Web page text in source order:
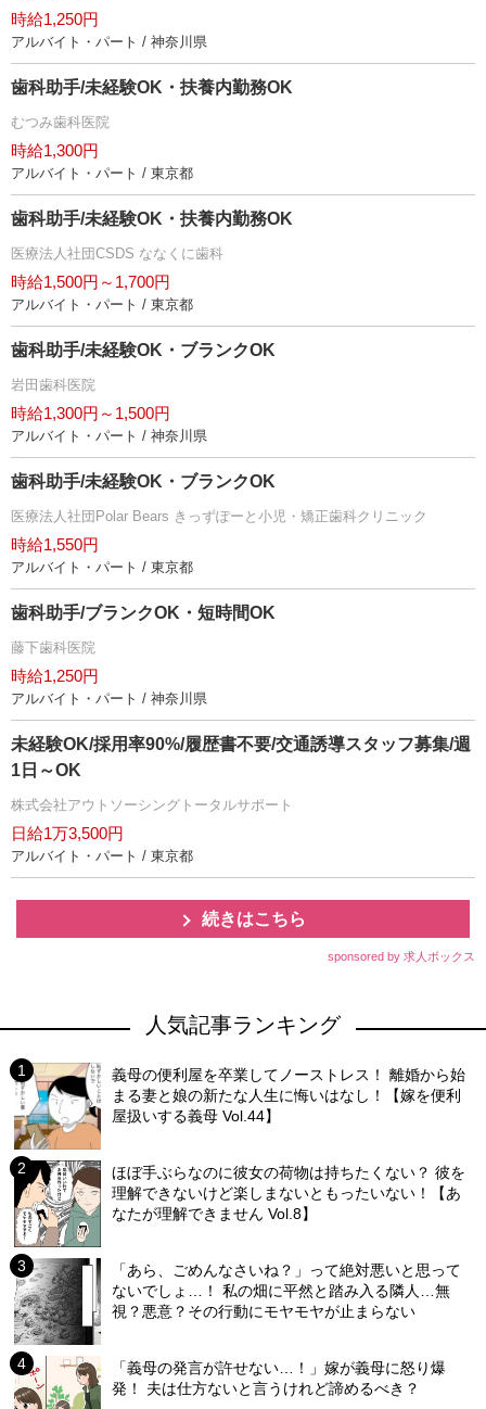
時給1,250円
アルバイト・パート / 神奈川県
歯科助手/未経験OK・扶養内勤務OK
むつみ歯科医院
時給1,300円
アルバイト・パート / 東京都
歯科助手/未経験OK・扶養内勤務OK
医療法人社団CSDS ななくに歯科
時給1,500円～1,700円
アルバイト・パート / 東京都
歯科助手/未経験OK・ブランクOK
田歯科医院
時給1,300円～1,500円
アルバイト・パート / 神奈川県
歯科助手/未経験OK・ブランクOK
医療法人社団Polar Bears きっずぽーと小児・矯正歯科クリニック
時給1,550円
アルバイト・パート / 東京都
歯科助手/ブランクOK・短時間OK
藤下歯科医院
時給1,250円
アルバイト・パート / 神奈川県
未経験OK/採用率90%/履歴書不要/交通誘導スタッフ募集/週
1日～OK
株式会社アウトソーシングトータルサポート
日給1万3,500円
アルバイト・パート / 東京都
続きはこちら
sponsored by 求人ボックス
人気記事ランキング
義母の便利屋を卒業してノーストレス！ 離婚から始
まる妻と娘の新たな人生に悔いはなし！【嫁を便利
屋扱いする義母 Vol.44】
ほぼ手ぶらなのに彼女の荷物は持ちたくない？ 彼を
理解できないけど楽しまないともったいない！【あ
なたが理解できません Vol.8】
「あら、ごめんなさいね？」って絶対悪いと思って
ないでしょ…！ 私の畑に平然と踏み入る隣人…無
視？悪意？その行動にモヤモヤが止まらない
「義母の発言が許せない…！」嫁が義母に怒り爆
発！ 夫は仕方ないと言うけれど諦めるべき？